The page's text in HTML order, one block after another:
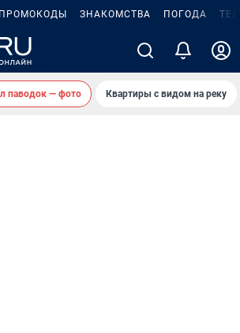
ПРОМОКОДЫ ЗНАКОМСТВА ПОГОДА
паводок — фото Квартиры с видом на реку